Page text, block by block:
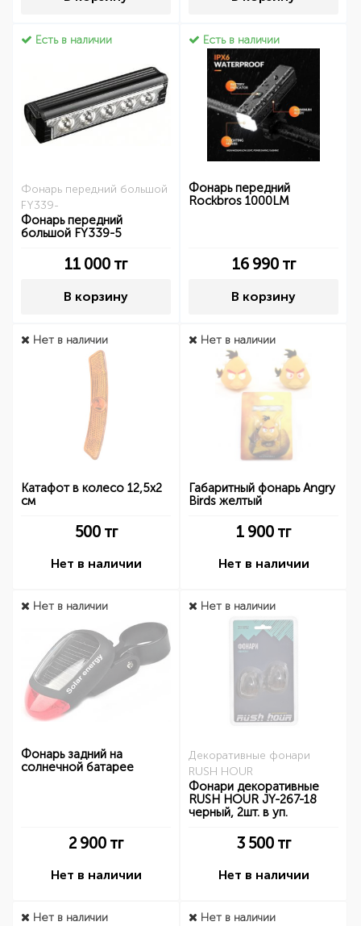
Есть в наличии
Фонарь передний большой
FY339-
Фонарь передний
большой FY339-5
11 000 тг
В корзину
Есть в наличии
Фонарь передний
Rockbros 1000LM
16 990тг
В корзину
Нет в наличии
Катафот в колесо 12,5х2
см
500тг
Нет в наличии
Нет в наличии
Габаритный фонарь Angry
Birds желтый
1 900 тг
Нет в наличии
Нет в наличии
Фонарь задний на
солнечной батарее
2 900 тг
Нет в наличии
Нет в наличии
Декоративные фонари
RUSH HOUR
Фонари декоративные
RUSH HOUR JY-267-18
черный, 2шт. в уп.
3 500тг
Нет в наличии
Нет в наличии Нет в наличии